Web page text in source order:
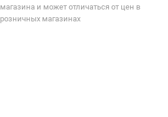
магазина и может отличаться от цен в
розничных магазинах